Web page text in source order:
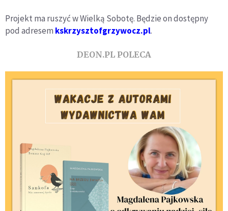
Projekt ma ruszyć w Wielką Sobotę. Będzie on dostępny
pod adresem kskrzysztofgrzywocz.pl.
DEON.PL POLECA